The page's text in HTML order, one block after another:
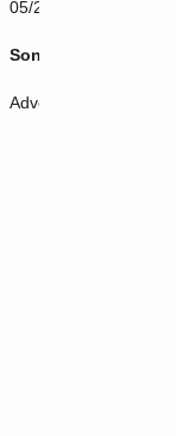
05/2026
Sonderthemen:
Advents- &